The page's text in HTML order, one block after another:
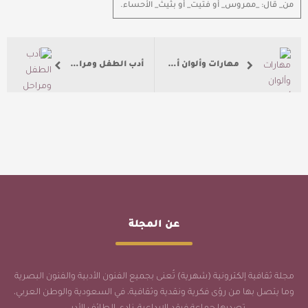
من_ قال: _ممروس_ أو فتيت_ أو بثيث_ الأحساء.
مهارات وألوان أدب الأطفال أدب الطفل ومراحل الطفولة
عن المجلة
مجلة ثقافية إلكترونية (شهرية) تُعنى بجميع الفنون الأدبية والفنون البصرية
وما يتصل بها من رؤى فكرية ونقدية وثقافية، في السعودية والوطن العربي،